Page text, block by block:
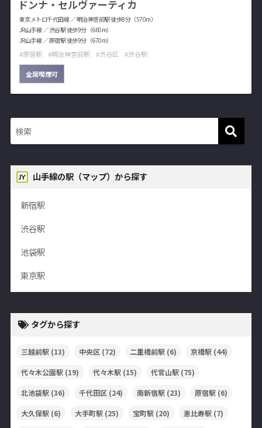
ドンナ・セルヴァーティカ
東京メトロ千代田線 ／ 明治神宮前駅 徒歩8分（570m）
JR山手線 ／ 渋谷駅 徒歩9分（660m）
JR山手線 ／ 原宿駅 徒歩9分（670m）
原宿駅 明治神宮前駅 渋谷区 渋谷駅
全席喫煙可
山手線の駅（マップ）から探す
新宿駅
渋谷駅
池袋駅
東京駅
タグから探す
三越前駅(13) 中央区(72) 二重橋前駅(6) 京橋駅(44)
代々木公園駅(19) 代々木駅(15) 代官山駅(75)
北池袋駅(36) 千代田区(24) 南新宿駅(23) 原宿駅(6)
大久保駅(6) 大手町駅(25) 宝町駅(20) 恵比寿駅(7)